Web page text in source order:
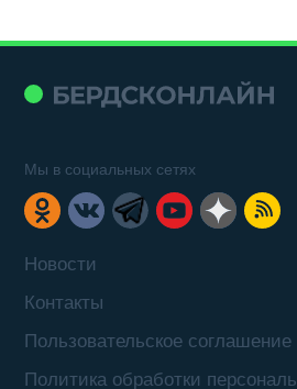
Новости
Контакты
Пользовательское соглашение
Политика обработки
Мы в социальных сетях